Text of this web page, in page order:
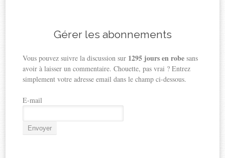
Gérer les abonnements
Vous pouvez suivre la discussion sur 1295 jours en robe sans
avoir à laisser un commentaire. Chouette, pas vrai ? Entrez
simplement votre adresse email dans le champ ci-dessous.
E-mail